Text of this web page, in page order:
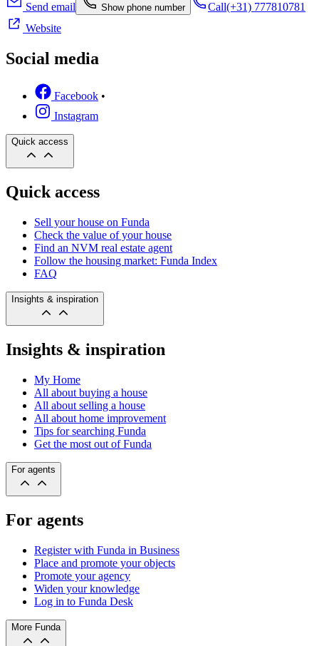
Send email Show phone number Call(+31) 777810781
Website
Social media
Facebook •
Instagram
Quick access
Quick access
Sell your house on Funda
Check the value of your house
Find an NVM real estate agent
Follow the housing market: Funda Index
FAQ
Insights & inspiration
Insights & inspiration
My Home
All about buying a house
All about selling a house
All about home improvement
Tips for searching Funda
Get the most out of Funda
For agents
For agents
Register with Funda in Business
Place and promote your objects
Promote your agency
Widen your knowledge
Log in to Funda Desk
More Funda